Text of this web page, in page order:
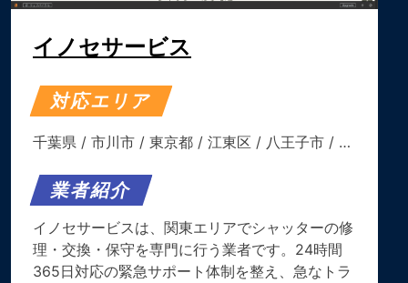
イノセサービス
対応エリア
千葉県 / 市川市 / 東京都 / 江東区 / 八王子市 / …
業者紹介
イノセサービスは、関東エリアでシャッターの修
理・交換・保守を専門に行う業者です。​24時間
365日対応の緊急サポート体制を整え、急なトラ